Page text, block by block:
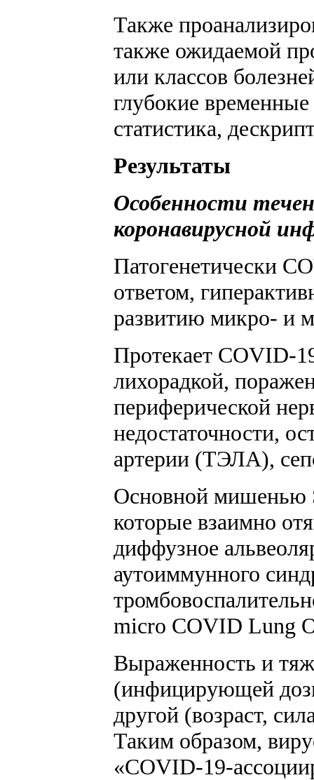
Также
также ожидаемой
или классов
глубокие
статистика,
Результаты
Особенности
коронавирусной
Патогенетически
ответом,
развитию микро- и
Протекает COVID-
лихорадкой,
периферической
недостаточности,
артерии (ТЭЛА),
Основной мишенью
которые взаимно
диффузное
аутоиммунного
micro COVID Lung
Выраженность и
(инфицирующей
другой (возраст,
Таким образом,
«COVID-19-